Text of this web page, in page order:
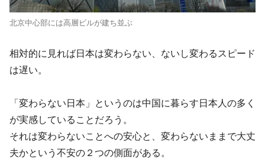
北京中心部には高層ビルが建ち並ぶ
相対的に見れば日本は変わらない、ないし変わるスピード
は遅い。
「変わらない日本」というのは中国に暮らす日本人の多く
が実感していることだろう。
それは変わらないことへの安心と、変わらないままで大丈
夫かという不安の２つの側面がある。